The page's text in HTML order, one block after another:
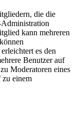
die die
kann mehreren
es den
Benutzer auf
Moderatoren eines
zu einem